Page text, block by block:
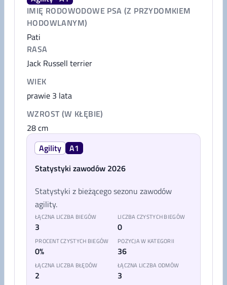
IMIĘ RODOWODOWE PSA (Z PRZYDOMKIEM
HODOWLANYM)
Pati
RASA
Jack Russell terrier
WIEK
prawie 3 lata
WZROST (W KŁĘBIE)
28cm
Agility
A1
Statystyki zawodów 2026
Statystyki z bieżącego sezonu zawodów
agility.
ŁĄCZNA LICZBA BIEGÓW
3
LICZBA CZYSTYCH BIEGÓW
0
PROCENT CZYSTYCH BIEGÓW
0%
POZYCJA W KATEGORII
36
ŁĄCZNA LICZBA BŁĘDÓW
2
ŁĄCZNA LICZBA ODMÓW
3